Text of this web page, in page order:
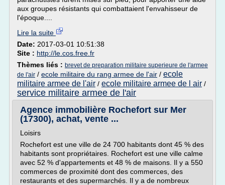
aux groupes résistants qui combattaient l'envahisseur de
l'époque....
Lire la suite
Date: 2017-03-01 10:51:38
Site : http://le.cos.free.fr
Thèmes liés : brevet de preparation militaire superieure de l'armee
de l'air / ecole militaire du rang armee de l'air / ecole
militaire armee de l'air / ecole militaire armee de l air /
service militaire armee de l'air
Agence immobilière Rochefort sur Mer
(17300), achat, vente ...
Loisirs
Rochefort est une ville de 24 700 habitants dont 45 % des
habitants sont propriétaires. Rochefort est une ville calme
avec 52 % d'appartements et 48 % de maisons. Il y a 550
commerces de proximité dont des commerces, des
restaurants et des supermarchés. Il y a de nombreux